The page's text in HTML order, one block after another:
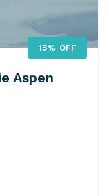
15% OFF
Aspen